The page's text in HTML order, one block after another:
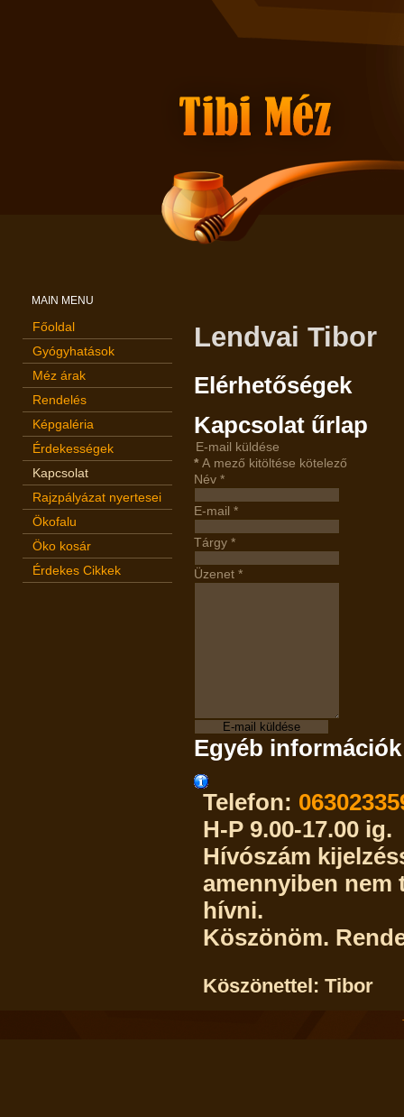
MAIN MENU
Főoldal
Gyógyhatások
Méz árak
Rendelés
Képgaléria
Érdekességek
Kapcsolat
Rajzpályázat nyertesei
Ökofalu
Öko kosár
Érdekes Cikkek
Lendvai Tibor
Elérhetőségek
Kapcsolat űrlap
E-mail küldése
* A mező kitöltése kötelező
Név *
E-mail *
Tárgy *
Üzenet *
E-mail küldése
Egyéb információk
Telefon:
H-P 9.00-17.00 ig.
Hívószám
amennyiben nem
hívni.
Köszönöm.
Köszönettel: Tibor